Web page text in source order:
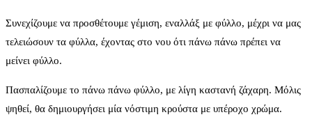
Συνεχίζουμε να προσθέτουμε γέμιση, εναλλάξ με φύλλο, μέχρι να μας
τελειώσουν τα φύλλα, έχοντας στο νου ότι πάνω πάνω πρέπει να
μείνει φύλλο.
Πασπαλίζουμε το πάνω πάνω φύλλο, με λίγη καστανή ζάχαρη. Μόλις
ψηθεί, θα δημιουργήσει μία νόστιμη κρούστα με υπέροχο χρώμα.